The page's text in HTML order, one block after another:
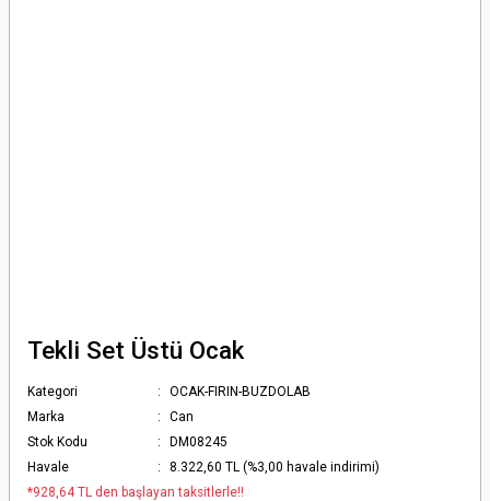
Tekli Set Üstü Ocak
Kategori
OCAK-FIRIN-BUZDOLAB
Marka
Can
Stok Kodu
DM08245
Havale
8.322,60 TL (%3,00 havale indirimi)
*928,64 TL den başlayan taksitlerle!!